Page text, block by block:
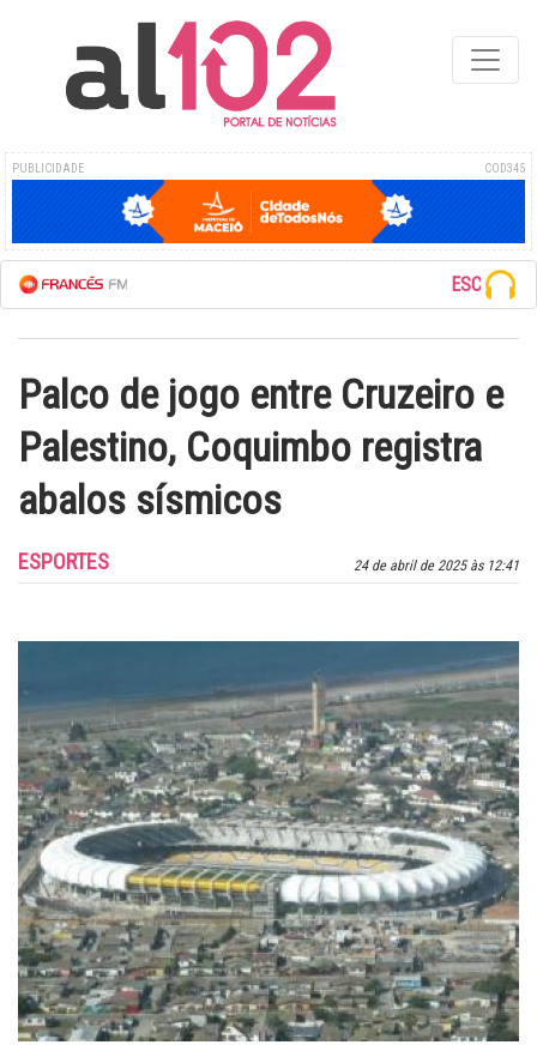
PUBLICIDADE COD345
ESCUTE A
Palco de jogo entre Cruzeiro e
Palestino, Coquimbo registra
abalos sísmicos
24 de abril de 2025 às 12:41
ESPORTES